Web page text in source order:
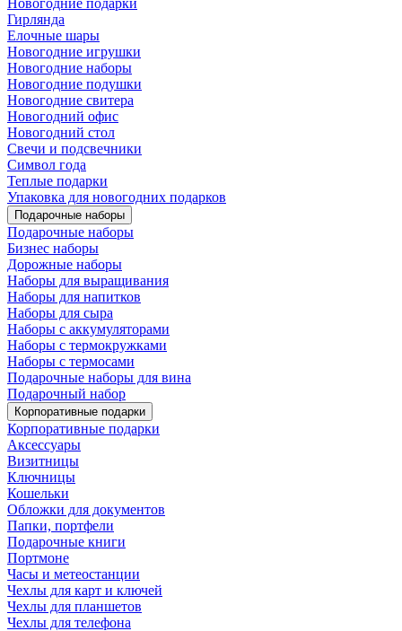
Гирлянда
Елочные шары
Новогодние игрушки
Новогодние наборы
Новогодние подушки
Новогодние свитера
Новогодний офис
Новогодний стол
Свечи и подсвечники
Символ года
Теплые подарки
Упаковка для новогодних подарков
Подарочные наборы
Подарочные наборы
Бизнес наборы
Дорожные наборы
Наборы для выращивания
Наборы для напитков
Наборы для сыра
Наборы с аккумуляторами
Наборы с термокружками
Наборы с термосами
Подарочные наборы для вина
Подарочный набор
Корпоративные подарки
Корпоративные подарки
Аксессуары
Визитницы
Ключницы
Кошельки
Обложки для документов
Папки, портфели
Подарочные книги
Портмоне
Часы и метеостанции
Чехлы для карт и ключей
Чехлы для планшетов
Чехлы для телефона